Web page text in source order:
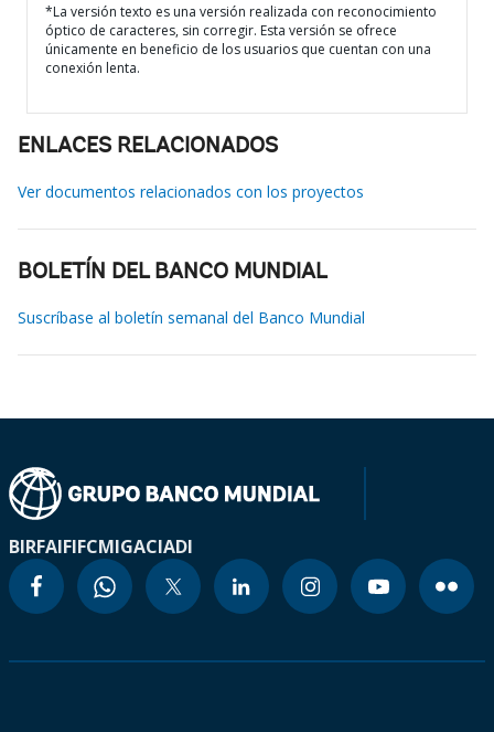
*La versión texto es una versión realizada con reconocimiento
óptico de caracteres, sin corregir. Esta versión se ofrece
únicamente en beneficio de los usuarios que cuentan con una
conexión lenta.
ENLACES RELACIONADOS
Ver documentos relacionados con los proyectos
BOLETÍN DEL BANCO MUNDIAL
Suscríbase al boletín semanal del Banco Mundial
BIRFAIFIFCMIGACIADI